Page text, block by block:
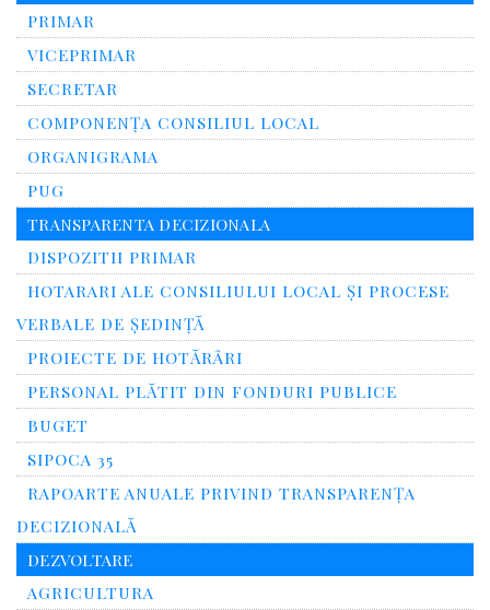
PRIMAR
VICEPRIMAR
SECRETAR
COMPONENȚA CONSILIUL LOCAL
ORGANIGRAMA
PUG
TRANSPARENTA DECIZIONALA
DISPOZITII PRIMAR
HOTARARI ALE CONSILIULUI LOCAL ȘI PROCESE
VERBALE DE ȘEDINȚĂ
PROIECTE DE HOTĂRÂRI
PERSONAL PLĂTIT DIN FONDURI PUBLICE
BUGET
SIPOCA 35
RAPOARTE ANUALE PRIVIND TRANSPARENŢA
DECIZIONALĂ
DEZVOLTARE
AGRICULTURA